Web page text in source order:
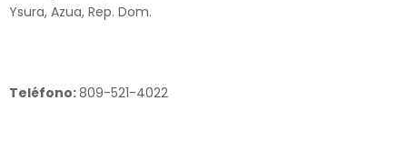
Ysura, Azua, Rep. Dom.
Teléfono:809-521-4022